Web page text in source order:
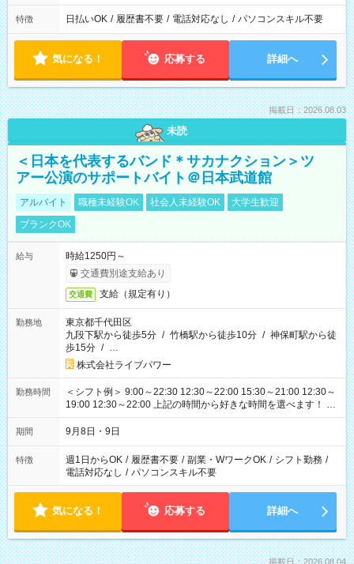
特徴 日払いOK / 履歴書不要 / 電話対応なし / パソコンスキル不要
気になる！ 応募する 詳細へ
掲載日：2026.08.03
未読
＜日本を代表するバンド＊サカナクション＞ツ
アー公演のサポートバイト＠日本武道館
アルバイト 職種未経験OK 社会人未経験OK
大学生歓迎
ブランクOK
給与
時給1250円～
交通費別途支給あり
交通費 支給（規定有り）
勤務地
東京都千代田区
九段下駅から徒歩5分 / 竹橋駅から徒歩10分 / 神保町駅から徒
歩15分 / …
株式会社ライブパワー
勤務時間
＜シフト例＞ 9:00～22:30 12:30～22:00 15:30～21:00 12:30～
19:00 12:30～22:00 上記の時間から好きな時間を選べます！ ※
時間は変更となる可能性があります
期間 9月8日・9日
特徴 週1日からOK / 履歴書不要 / 副業・WワークOK / シフト勤務 /
電話対応なし / パソコンスキル不要
気になる！ 応募する 詳細へ
掲載日：2026.08.04